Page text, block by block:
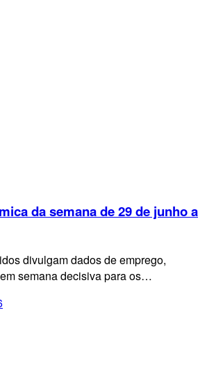
da semana de 29 de junho a
divulgam dados de emprego,
semana decisiva para os…